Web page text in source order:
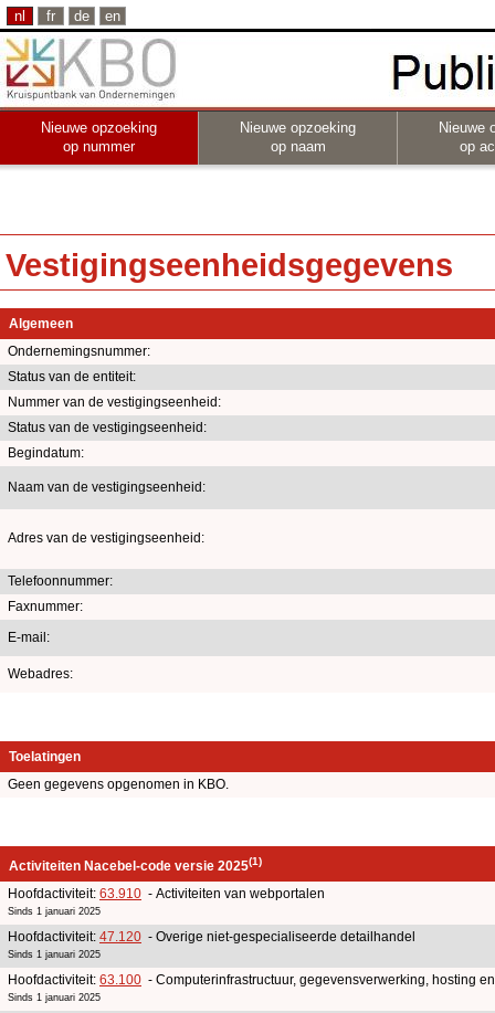
nl fr de en
Nieuwe opzoeking
op nummer
Nieuwe opzoeking
op naam
Nieuwe
op
Vestigingseenheidsgegevens
Algemeen
Ondernemingsnummer:
Status van de entiteit:
Nummer van de vestigingseenheid:
Status van de vestigingseenheid:
Begindatum:
Naam van de vestigingseenheid:
Adres van de vestigingseenheid:
Telefoonnummer:
Faxnummer:
E-mail:
Webadres:
Toelatingen
Geen gegevens opgenomen in KBO.
Activiteiten Nacebel-code versie 2025(1)
Hoofdactiviteit: 63.910 - Activiteiten van webportalen
Sinds 1 januari 2025
Hoofdactiviteit: 47.120 - Overige niet-gespecialiseerde detailhandel
Sinds 1 januari 2025
Hoofdactiviteit: 63.100 - Computerinfrastructuur, gegevensverwerking, hosting
Sinds 1 januari 2025